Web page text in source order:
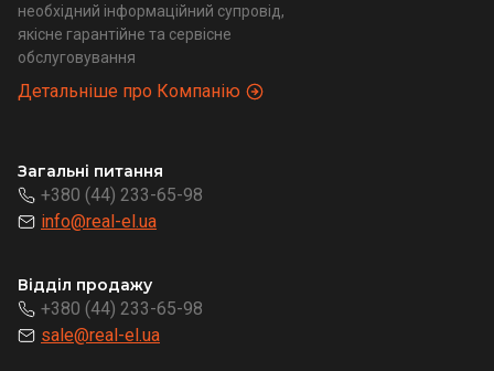
необхідний інформаційний супровід,
якісне гарантійне та сервісне
обслуговування
Детальніше про Компанію
Загальні питання
+380 (44) 233-65-98
info@real-el.ua
Відділ продажу
+380 (44) 233-65-98
sale@real-el.ua